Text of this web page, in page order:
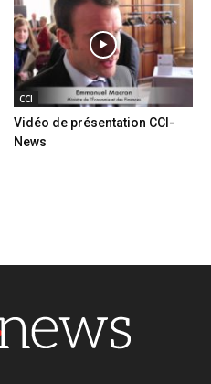
CCI
Vidéo de présentation CCI-
News